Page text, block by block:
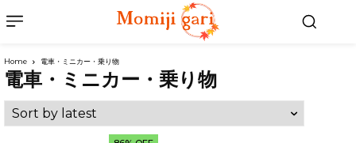
Home 電車・ミニカー・乗り物
電車・ミニカー・乗り物